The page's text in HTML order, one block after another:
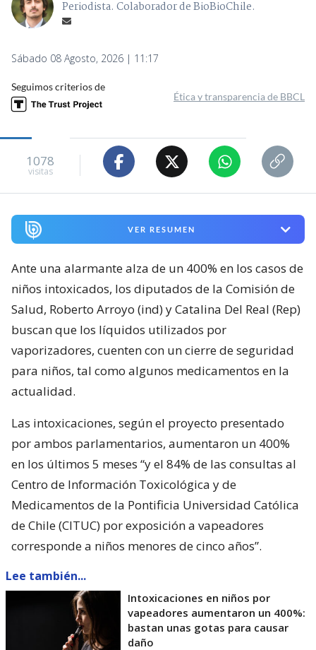
Periodista. Colaborador de BioBioChile.
Sábado 08 Agosto, 2026 | 11:17
Seguimos criterios de
Ética y transparencia de BBCL
1078
visitas
VER RESUMEN
Ante una alarmante alza de un 400% en los casos de
niños intoxicados, los diputados de la Comisión de
Salud, Roberto Arroyo (ind) y Catalina Del Real (Rep)
buscan que los líquidos utilizados por
vaporizadores, cuenten con un cierre de seguridad
para niños, tal como algunos medicamentos en la
actualidad.
Las intoxicaciones, según el proyecto presentado
por ambos parlamentarios, aumentaron un 400%
en los últimos 5 meses “y el 84% de las consultas al
Centro de Información Toxicológica y de
Medicamentos de la Pontificia Universidad Católica
de Chile (CITUC) por exposición a vapeadores
corresponde a niños menores de cinco años”.
Lee también...
Intoxicaciones en niños por
vapeadores aumentaron un 400%:
bastan unas gotas para causar
daño